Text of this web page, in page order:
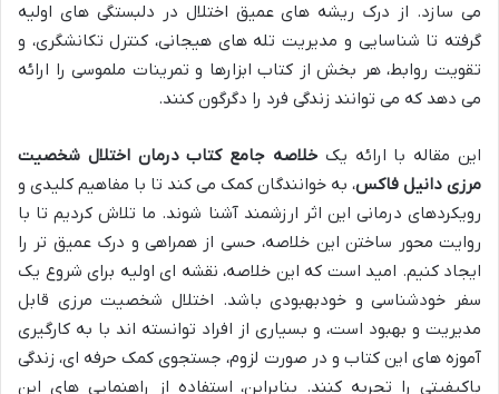
می سازد. از درک ریشه های عمیق اختلال در دلبستگی های اولیه
گرفته تا شناسایی و مدیریت تله های هیجانی، کنترل تکانشگری، و
تقویت روابط، هر بخش از کتاب ابزارها و تمرینات ملموسی را ارائه
می دهد که می توانند زندگی فرد را دگرگون کنند.
این مقاله با ارائه یک خلاصه جامع کتاب درمان اختلال شخصیت
مرزی دانیل فاکس، به خوانندگان کمک می کند تا با مفاهیم کلیدی و
رویکردهای درمانی این اثر ارزشمند آشنا شوند. ما تلاش کردیم تا با
روایت محور ساختن این خلاصه، حسی از همراهی و درک عمیق تر را
ایجاد کنیم. امید است که این خلاصه، نقشه ای اولیه برای شروع یک
سفر خودشناسی و خودبهبودی باشد. اختلال شخصیت مرزی قابل
مدیریت و بهبود است، و بسیاری از افراد توانسته اند با به کارگیری
آموزه های این کتاب و در صورت لزوم، جستجوی کمک حرفه ای، زندگی
باکیفیتی را تجربه کنند. بنابراین، استفاده از راهنمایی های این